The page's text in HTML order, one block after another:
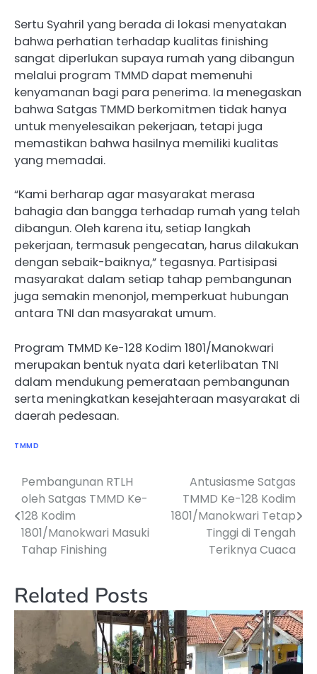
Sertu Syahril yang berada di lokasi menyatakan
bahwa perhatian terhadap kualitas finishing
sangat diperlukan supaya rumah yang dibangun
melalui program TMMD dapat memenuhi
kenyamanan bagi para penerima. Ia menegaskan
bahwa Satgas TMMD berkomitmen tidak hanya
untuk menyelesaikan pekerjaan, tetapi juga
memastikan bahwa hasilnya memiliki kualitas
yang memadai.
“Kami berharap agar masyarakat merasa
bahagia dan bangga terhadap rumah yang telah
dibangun. Oleh karena itu, setiap langkah
pekerjaan, termasuk pengecatan, harus dilakukan
dengan sebaik-baiknya,” tegasnya. Partisipasi
masyarakat dalam setiap tahap pembangunan
juga semakin menonjol, memperkuat hubungan
antara TNI dan masyarakat umum.
Program TMMD Ke-128 Kodim 1801/Manokwari
merupakan bentuk nyata dari keterlibatan TNI
dalam mendukung pemerataan pembangunan
serta meningkatkan kesejahteraan masyarakat di
daerah pedesaan.
TMMD
Navigasi
pos
Pembangunan RTLH
oleh Satgas TMMD Ke-
128 Kodim
1801/Manokwari Masuki
Tahap Finishing
Antusiasme Satgas
TMMD Ke-128 Kodim
1801/Manokwari Tetap
Tinggi di Tengah
Teriknya Cuaca
Related Posts